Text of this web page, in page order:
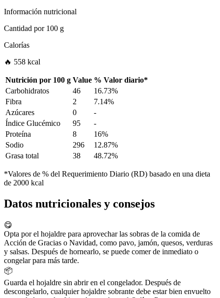
Información nutricional
Cantidad por100 g
Calorías
🔥 558 kcal
Nutrición por 100 g Value % Valor diario*
Carbohidratos
46
16.73%
Fibra
2
7.14%
Azúcares
0
-
Índice Glucémico
95
-
Proteína
8
16%
Sodio
296
12.87%
Grasa total
38 48.72%
*Valores de % del Requerimiento Diario (RD) basado en una dieta
de 2000 kcal
Datos nutricionales y consejos
😋
Opta por el hojaldre para aprovechar las sobras de la comida de
Acción de Gracias o Navidad, como pavo, jamón, quesos, verduras
y salsas. Después de hornearlo, se puede comer de inmediato o
congelar para más tarde.
📦
Guarda el hojaldre sin abrir en el congelador. Después de
descongelarlo, cualquier hojaldre sobrante debe estar bien envuelto